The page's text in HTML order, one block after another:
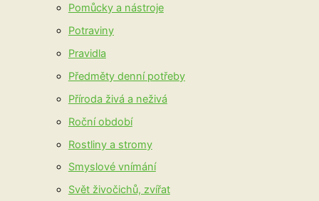
Pomůcky a nástroje
Potraviny
Pravidla
Předměty denní potřeby
Příroda živá a neživá
Roční období
Rostliny a stromy
Smyslové vnímání
Svět živočichů, zvířat